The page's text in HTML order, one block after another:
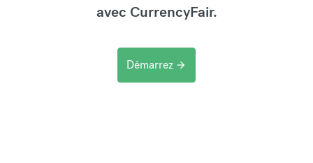
avec CurrencyFair.
Démarrez arrow_forward